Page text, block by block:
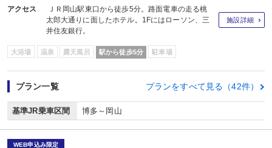
アクセス
ＪＲ岡山駅東口から徒歩5分。路面電車の走る桃
太郎大通りに面したホテル。1Fにはローソン、三
井住友銀行。
施設詳細
大浴場 温泉 露天風呂 駅から徒歩5分 駐車場
プラン一覧 プランをすべて見る（42件）
基準JR乗車区間 博多～岡山
WEB申込み限定